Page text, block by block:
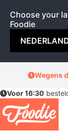
Choose your
Foodie
de
inhoud
Wegens
Voor 16:30